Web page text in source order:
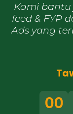
Kami
feed & FYP
Ads yang
00